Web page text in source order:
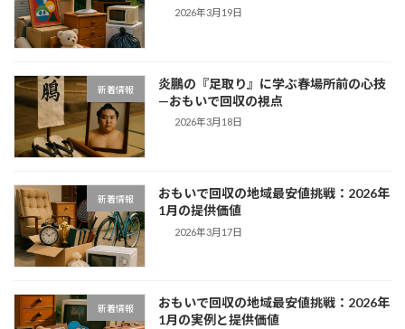
2026年3月19日
新着情報
炎鵬の『足取り』に学ぶ春場所前の心技
—おもいで回収の視点
2026年3月18日
新着情報
おもいで回収の地域最安値挑戦：2026年
1月の提供価値
2026年3月17日
新着情報
おもいで回収の地域最安値挑戦：2026年
1月の実例と提供価値